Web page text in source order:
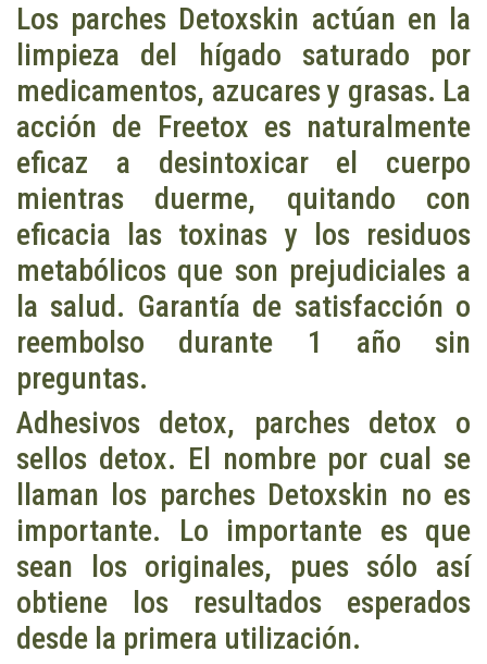
Los parches Detoxskin actúan en la
limpieza del hígado saturado por
medicamentos, azucares y grasas. La
acción de Freetox es naturalmente
eficaz a desintoxicar el cuerpo
mientras duerme, quitando con
eficacia las toxinas y los residuos
metabólicos que son prejudiciales a
la salud. Garantía de satisfacción o
reembolso durante 1 año sin
preguntas.
Adhesivos detox, parches detox o
sellos detox. El nombre por cual se
llaman los parches Detoxskin no es
importante. Lo importante es que
sean los originales, pues sólo así
obtiene los resultados esperados
desde la primera utilización.